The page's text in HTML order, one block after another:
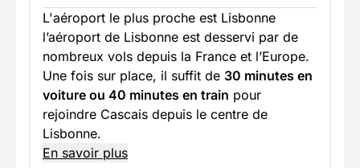
L'aéroport le plus proche est Lisbonne
l’aéroport de Lisbonne est desservi par de
nombreux vols depuis la France et l’Europe.
Une fois sur place, il suffit de 30 minutes en
voiture ou 40 minutes en train pour
rejoindre Cascais depuis le centre de
Lisbonne.
En savoir plus